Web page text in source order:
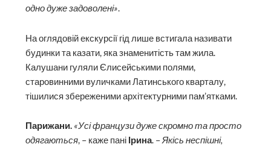
одно дуже задоволені».
На оглядовій екскурсії гід лише встигала називати
будинки та казати, яка знаменитість там жила.
Калушани гуляли Єлисейськими полями,
старовинними вуличками Латинського кварталу,
тішилися збереженими архітектурними пам’ятками.
Парижани. «Усі французи дуже скромно та просто
одягаються, – каже пані Ірина. –Якісь неспішні,